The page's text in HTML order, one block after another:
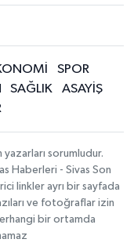
SPOR
SAĞLIK
ASAYİŞ
sorumludur.
Haberleri - Sivas Son
linkler ayrı bir sayfada
ve fotoğraflar izin
bir ortamda